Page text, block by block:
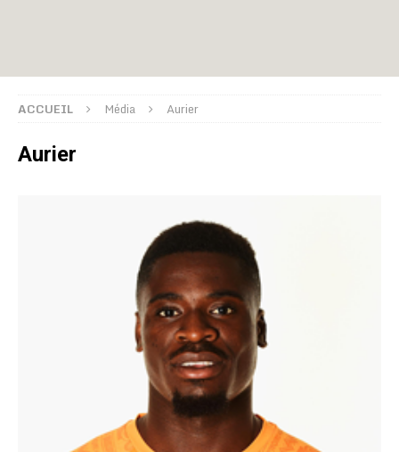
ACCUEIL Média Aurier
Aurier